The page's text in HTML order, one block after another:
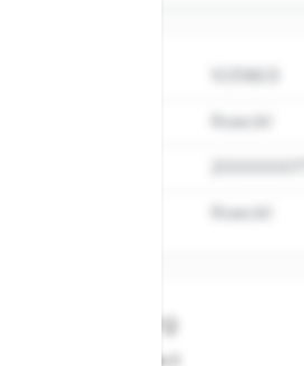
Roeckl
Roeckl
eine Bewertung
Roeckl Handschuh Bonau 2